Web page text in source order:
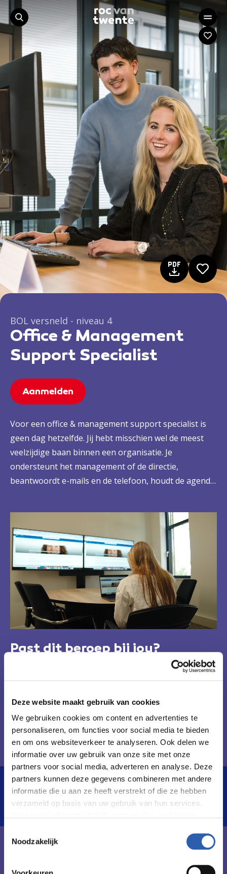
Deze website maakt gebruik van cookies
We gebruiken cookies om content en advertenties te
personaliseren, om functies voor social media te bieden
en om ons websiteverkeer te analyseren. Ook delen we
informatie over uw gebruik van onze site met onze
partners voor social media, adverteren en analyse. Deze
partners kunnen deze gegevens combineren met andere
informatie die u aan ze heeft verstrekt of die ze hebben
verzameld op basis van uw gebruik van hun services.
We werken samen met
die uw gegevens
Noodzakelijk
BOL versneld - niveau 4
Office & Management
Support Specialist
Aanmelden
Voor een office & management support specialist is
geen dag hetzelfde. Jij hebt misschien wel de meest
veelzijdige baan binnen een organisatie. Je
ondersteunt het management of de directie,
beantwoordt e-mails en de telefoon, houdt de agenda
en denkt mee over marketing en PR. Daarnaast heb je
kennis van projectadministratie en financiën. Kortom:
jij laat iedere organisatie beter draaien.
Past dit beroep bij jou?
Je doet graag iets voor anderen en legt makkelijk
contact. Je vindt het leuk om je in de situatie en
wensen van de klant te verdiepen en mee te denken.
Je kunt goed communiceren, samenwerken en
organiseren. Jij houdt de touwtjes in handen, ook als
de druk wat hoger wordt. En: vertrouwelijke
informatie is veilig bij jou.
In het kort De opleiding